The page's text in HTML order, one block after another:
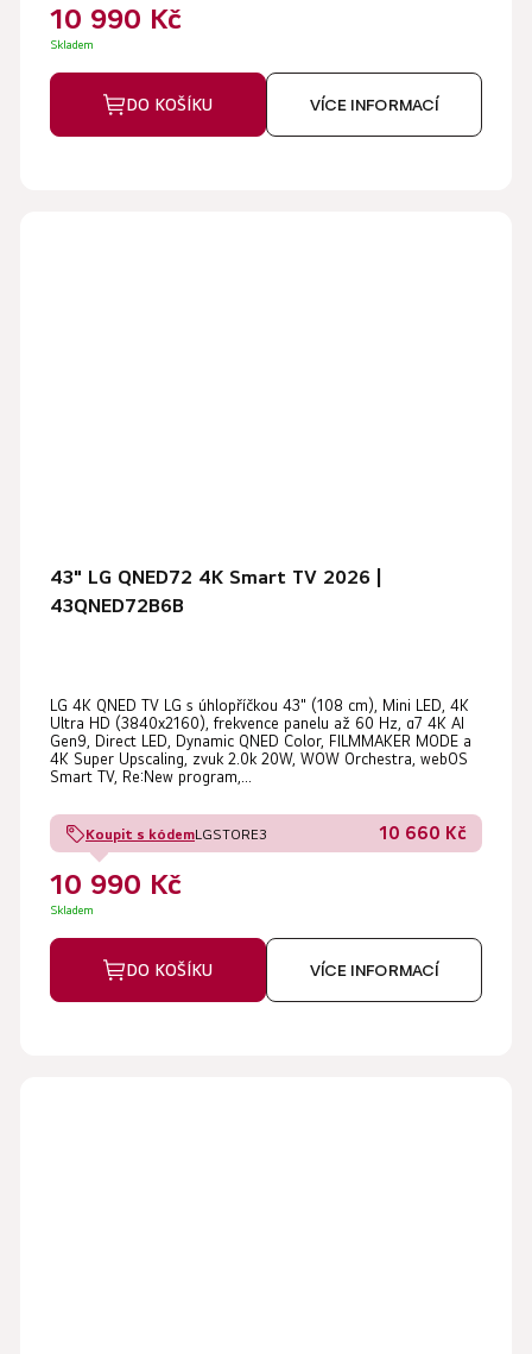
10 990 Kč
Skladem
DO KOŠÍKU VÍCE INFORMACÍ
43" LG QNED72 4K Smart TV 2026 |
43QNED72B6B
LG 4K QNED TV LG s úhlopříčkou 43" (108 cm), Mini LED, 4K
Ultra HD (3840x2160), frekvence panelu až 60 Hz, α7 4K AI
Gen9, Direct LED, Dynamic QNED Color, FILMMAKER MODE a
4K Super Upscaling, zvuk 2.0k 20W, WOW Orchestra, webOS
Smart TV, Re:New program,...
Koupit s kódemLGSTORE3 10 660 Kč
10 990 Kč
Skladem
DO KOŠÍKU VÍCE INFORMACÍ